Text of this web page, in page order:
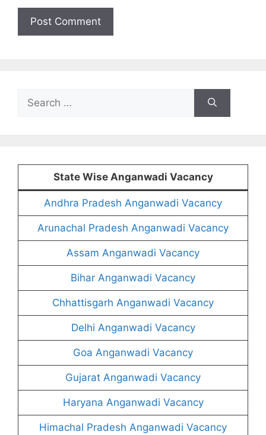
for:
State Wise Anganwadi Vacancy
Andhra Pradesh Anganwadi Vacancy
Arunachal Pradesh Anganwadi Vacancy
Assam Anganwadi Vacancy
Bihar Anganwadi Vacancy
Chhattisgarh Anganwadi Vacancy
Delhi Anganwadi Vacancy
Goa Anganwadi Vacancy
Gujarat Anganwadi Vacancy
Haryana Anganwadi Vacancy
Himachal Pradesh Anganwadi Vacancy